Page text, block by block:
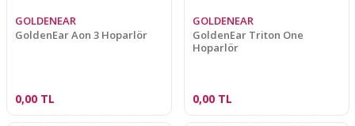
GOLDENEAR
GoldenEar Aon 3 Hoparlör
0,00 TL
GOLDENEAR
GoldenEar Triton One
Hoparlör
0,00 TL